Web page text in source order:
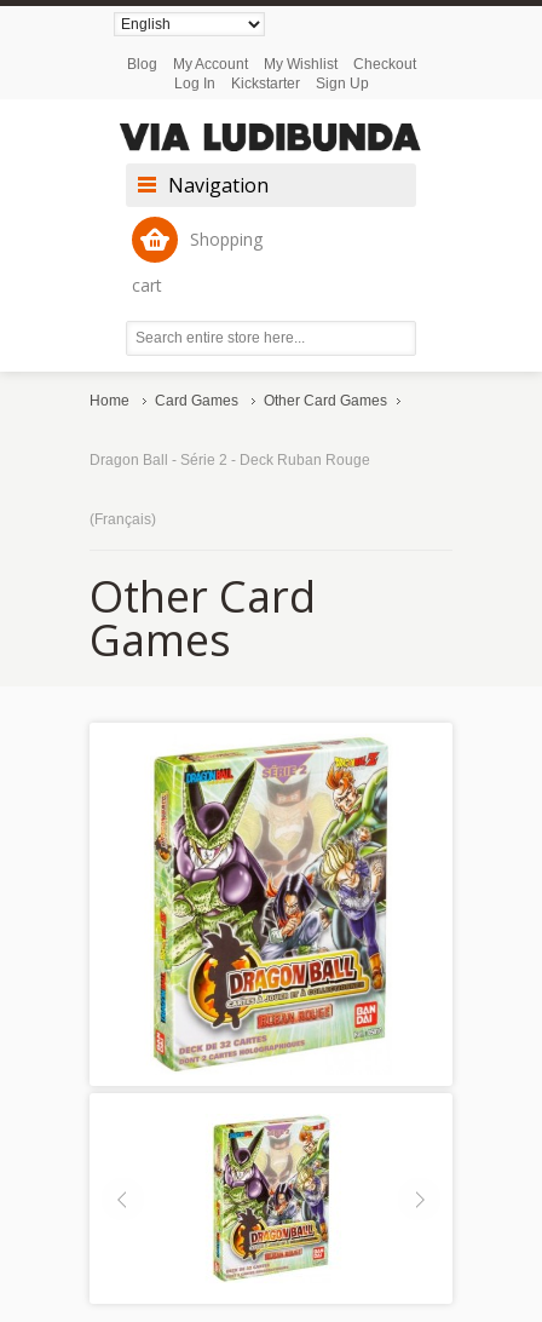
Blog My Account My Wishlist
Checkout
Log In
Kickstarter Sign Up
Navigation
Shopping
cart
Home Card Games Other Card Games
Dragon Ball - Série 2 - Deck Ruban Rouge
(Français)
Other Card
Games